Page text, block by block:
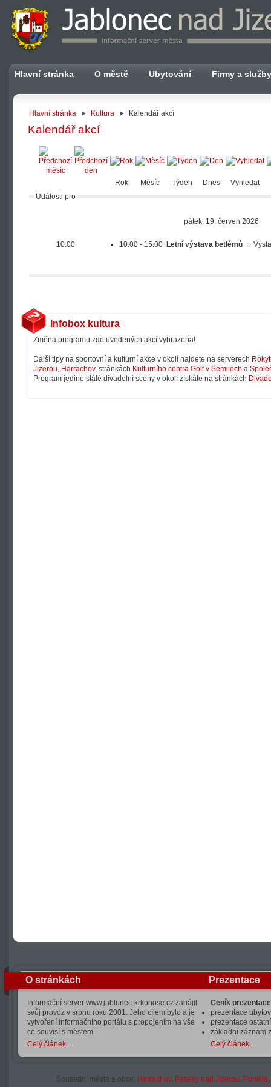
Hlavní stránka O městě Ubytování Firmy a služby
Hlavní stránka Kultura Kalendář akcí
Kalendář akcí
Rok Měsíc Týden Dnes
Vyhledat
Události pro
pátek, 19. červen 2026
10:00 10:00 - 15:00 Letní výstava betlémů ::
Infobox kultura
Změna programu zde uvedených akcí vyhrazena!
Další tipy na sportovní a kulturní akce v okolí najdete na serverech
Jizerou, Harrachov, stránkách Kulturního centra Golf v Semilech a
Program jediné stálé divadelní scény v okolí získáte na stránkách
O stránkách
Informační server www.jablonec-krkonose.cz zahájil
svůj provoz v srpnu roku 2001. Jeho cílem bylo a je
vytvoření informačního portálu s propojením na vše
co souvisí s městem
Celý článek...
Prezentace
Ceník
prezentace
prezentace
základní záznam
Celý článek...
Sousední města a obce: Harrachov, Paseky nad Jizerou, Poniklá,